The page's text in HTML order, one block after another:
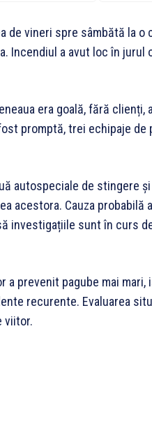
de vineri spre sâmbătă la
Incendiul a avut loc în jurul
era goală, fără
promptă, trei echipaje de
autospeciale de stingere
acestora. Cauza
investigațiile sunt în curs
a prevenit pagube mai
recurente. Evaluarea
viitor.